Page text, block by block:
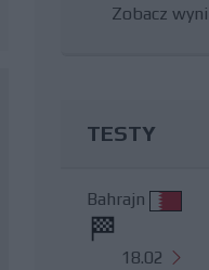
Zobacz
TESTY
Bahrajn
18.02